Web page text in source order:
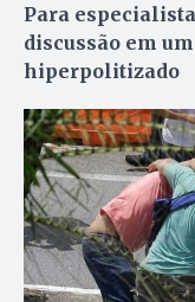
Para
discussão em
hiperpolitizado